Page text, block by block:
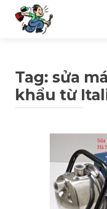
Tag: sửa
khẩu từ